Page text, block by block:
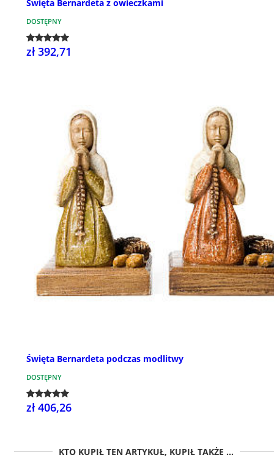
Święta Bernardeta z owieczkami
DOSTĘPNY
zł 392,71
Święta Bernardeta podczas modlitwy
DOSTĘPNY
zł 406,26
KTO KUPIŁ TEN ARTYKUŁ, KUPIŁ TAKŻE ...